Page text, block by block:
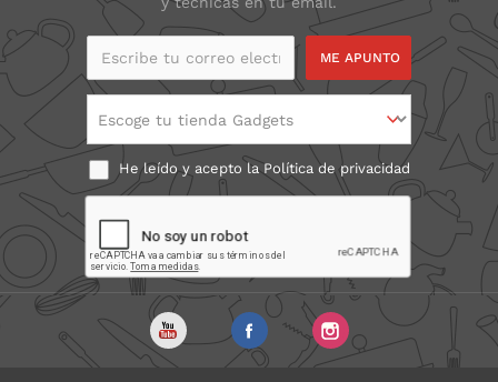
Escribe tu correo
Escoge tu tienda Gadgets
He leído y acepto laPolítica de privacidad